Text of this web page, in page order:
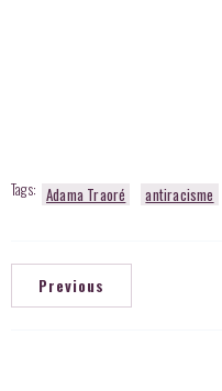
Tags: Adama Traoré antiracisme
Previous